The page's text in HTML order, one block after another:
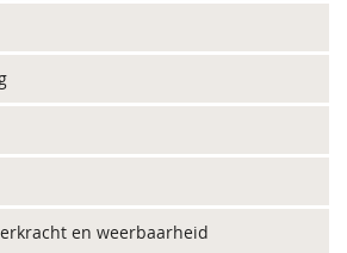
en weerbaarheid